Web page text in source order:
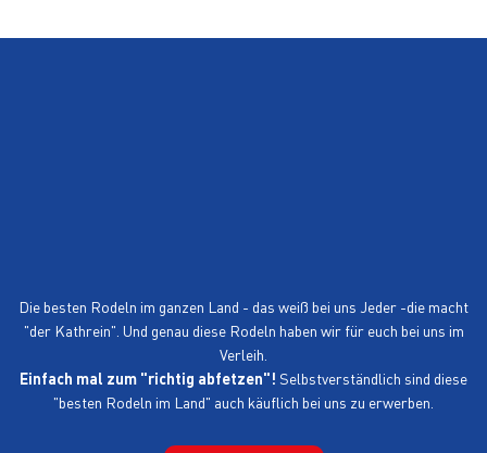
Die besten Rodeln im ganzen Land - das weiß bei uns Jeder -die macht
"der Kathrein". Und genau diese Rodeln haben wir für euch bei uns im
Verleih.
Einfach mal zum "richtig abfetzen"! Selbstverständlich sind diese
"besten Rodeln im Land" auch käuflich bei uns zu erwerben.